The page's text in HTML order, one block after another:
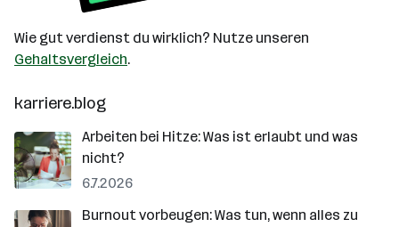
Wie gut verdienst du wirklich? Nutze unseren
Gehaltsvergleich.
karriere.blog
Arbeiten bei Hitze: Was ist erlaubt und was
nicht?
6.7.2026
Burnout vorbeugen: Was tun, wenn alles zu